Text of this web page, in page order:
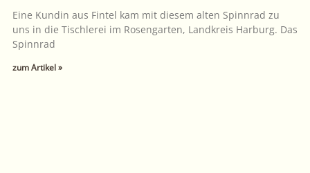
Eine Kundin aus Fintel kam mit diesem alten Spinnrad zu
uns in die Tischlerei im Rosengarten, Landkreis Harburg. Das
Spinnrad
zum Artikel »